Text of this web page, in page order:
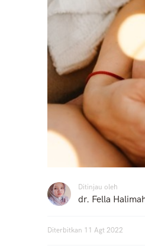
Ditinjau oleh
dr. Fella
Diterbitkan 11 Agt 2022